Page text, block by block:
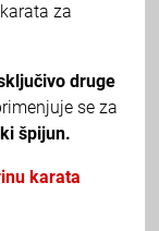
za
druge
se za
špijun.
karata